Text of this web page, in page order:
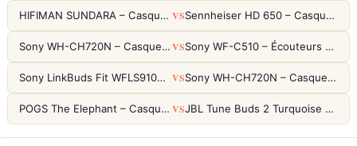
HIFIMAN SUNDARA – Casque Planar Magnetic Ouvert Over-Ear Audiophile VS Sennheiser HD 650 – Casque audiophile ouvert pour l'écoute analytique
Sony WH-CH720N – Casque ANC 35h, Ultra-léger (192g) avec Processeur V1 VS Sony WF-C510 – Écouteurs True Wireless compacts, autonomie 22h et multipoint
Sony LinkBuds Fit WFLS910NW Blanc – Écouteurs Sport Ailes ANC VS Sony WH-CH720N – Casque ANC 35h, Ultra-léger (192g) avec Processeur V1
POGS The Elephant – Casque Filaire Enfants 85dB POGS-Safe™ (Éco-Responsable) VS JBL Tune Buds 2 Turquoise – Écouteurs True Wireless avec ANC et autonomie 48h